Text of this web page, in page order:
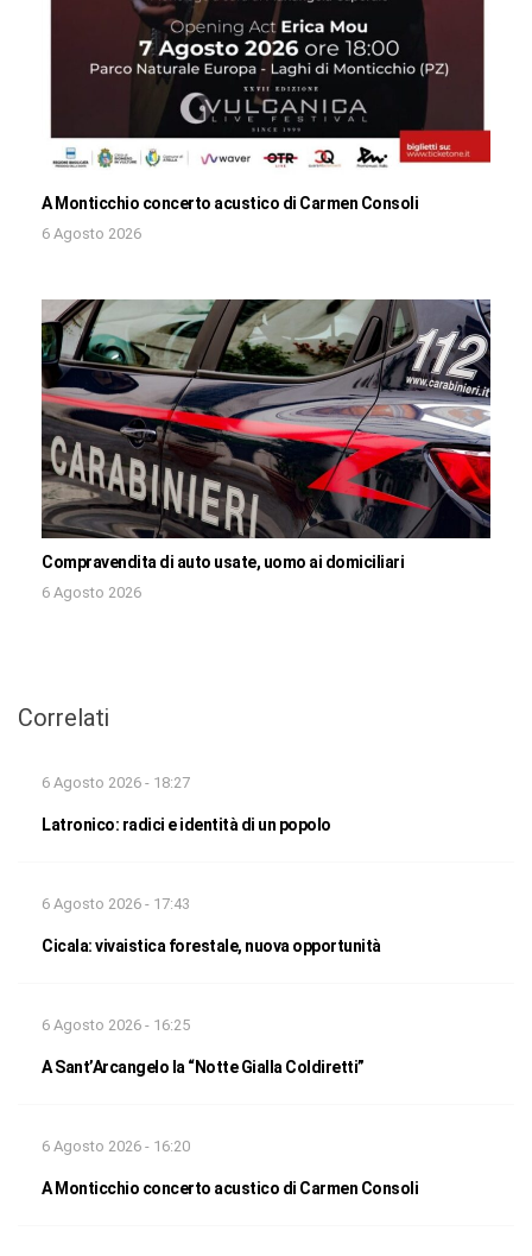
A Monticchio concerto acustico di Carmen Consoli
6 Agosto 2026
Compravendita di auto usate, uomo ai domiciliari
6 Agosto 2026
Correlati
6 Agosto 2026 - 18:27
Latronico: radici e identità di un popolo
6 Agosto 2026 - 17:43
Cicala: vivaistica forestale, nuova opportunità
6 Agosto 2026 - 16:25
A Sant’Arcangelo la “Notte Gialla Coldiretti”
6 Agosto 2026 - 16:20
A Monticchio concerto acustico di Carmen Consoli